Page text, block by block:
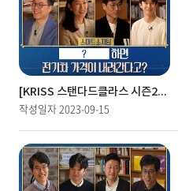
[KRISS 스탠다드클라스 시즌2] 제2화 스마트소자팀 편/신재생에너지 시대의 필수조건이 뭔지 아니?
작성일자2023-09-15